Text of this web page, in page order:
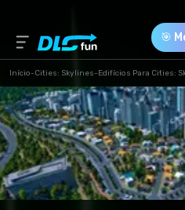
🎯
Início-Cities: Skylines-Edifícios Para Cities:
Versão do Jogo *
0
Download (1.25 Mb)